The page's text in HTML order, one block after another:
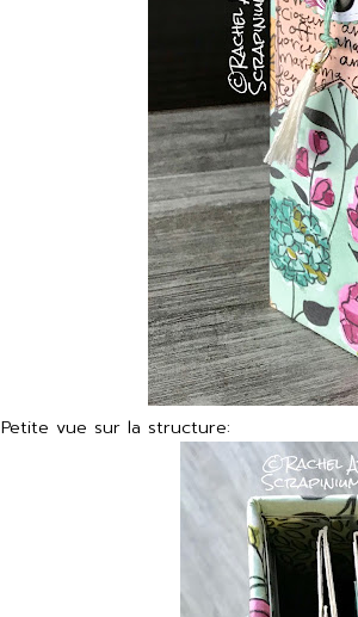
Petite vue sur la structure: